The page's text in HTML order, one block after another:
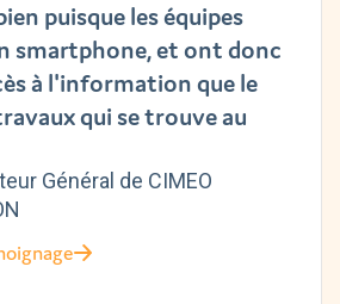
puisque les équipes
smartphone, et ont donc
à l'information que le
qui se trouve au
Général de CIMEO